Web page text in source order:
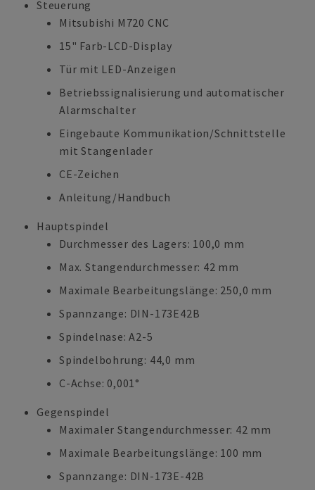
Steuerung
Mitsubishi M720 CNC
15" Farb-LCD-Display
Tür mit LED-Anzeigen
Betriebssignalisierung und automatischer
Alarmschalter
Eingebaute Kommunikation/Schnittstelle
mit Stangenlader
CE-Zeichen
Anleitung/Handbuch
Hauptspindel
Durchmesser des Lagers: 100,0 mm
Max. Stangendurchmesser: 42 mm
Maximale Bearbeitungslänge: 250,0 mm
Spannzange: DIN-173E42B
Spindelnase: A2-5
Spindelbohrung: 44,0 mm
C-Achse: 0,001°
Gegenspindel
Maximaler Stangendurchmesser: 42 mm
Maximale Bearbeitungslänge: 100 mm
Spannzange: DIN-173E-42B